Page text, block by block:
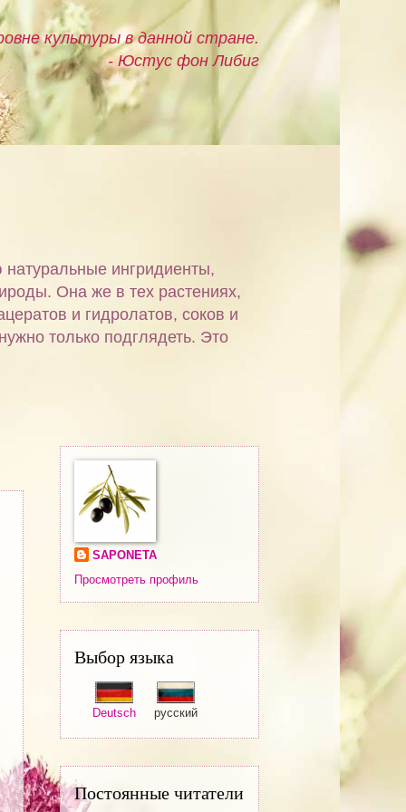
культуры в данной стране.
- Юстус фон Либиг
ингридиенты,
Она же в тех растениях,
и гидролатов, соков и
только подглядеть. Это
SAPONETA
Просмотреть профиль
Выбор языка
Deutsch русский
Постоянные читатели